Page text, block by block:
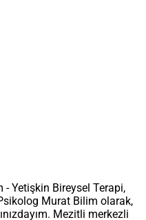
Yetişkin Bireysel Terapi,
Murat Bilim olarak,
Mezitli merkezli